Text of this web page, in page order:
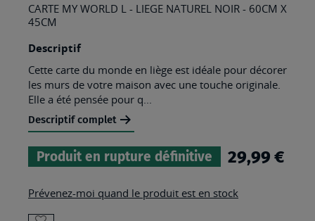
the
of
the
images
gallery
CARTE MY WORLD L - LIEGE NATUREL NOIR - 60CM X
45CM
Descriptif
Cette carte du monde en liège est idéale pour décorer
les murs de votre maison avec une touche originale.
Elle a été pensée pour q...
Descriptif complet
Produit en rupture définitive 29,99 €
Prévenez-moi quand le produit est en stock